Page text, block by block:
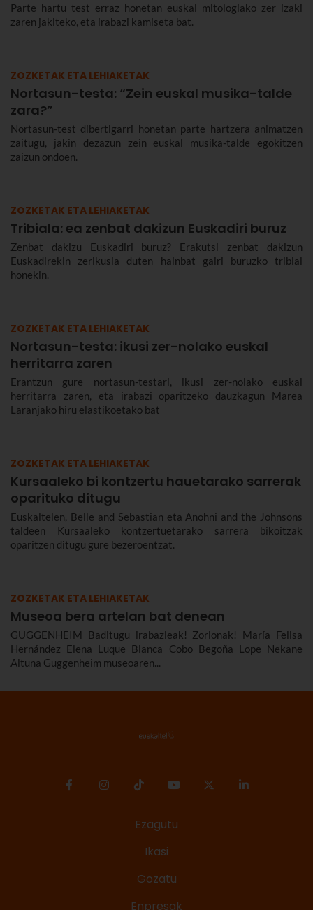
Parte hartu test erraz honetan euskal mitologiako zer izaki
zaren jakiteko, eta irabazi kamiseta bat.
ZOZKETAK ETA LEHIAKETAK
Nortasun-testa: “Zein euskal musika-talde
zara?”
Nortasun-test dibertigarri honetan parte hartzera animatzen
zaitugu, jakin dezazun zein euskal musika-talde egokitzen
zaizun ondoen.
ZOZKETAK ETA LEHIAKETAK
Tribiala: ea zenbat dakizun Euskadiri buruz
Zenbat dakizu Euskadiri buruz? Erakutsi zenbat dakizun
Euskadirekin zerikusia duten hainbat gairi buruzko tribial
honekin.
ZOZKETAK ETA LEHIAKETAK
Nortasun-testa: ikusi zer-nolako euskal
herritarra zaren
Erantzun gure nortasun-testari, ikusi zer-nolako euskal
herritarra zaren, eta irabazi oparitzeko dauzkagun Marea
Laranjako hiru elastikoetako bat
ZOZKETAK ETA LEHIAKETAK
Kursaaleko bi kontzertu hauetarako sarrerak
oparituko ditugu
Euskaltelen, Belle and Sebastian eta Anohni and the Johnsons
taldeen Kursaaleko kontzertuetarako sarrera bikoitzak
oparitzen ditugu gure bezeroentzat.
ZOZKETAK ETA LEHIAKETAK
Museoa bera artelan bat denean
GUGGENHEIM Baditugu irabazleak! Zorionak! María Felisa
Hernández Elena Luque Blanca Cobo Begoña Lope Nekane
Altuna Guggenheim museoaren...
Ezagutu
Ikasi
Gozatu
Enpresak